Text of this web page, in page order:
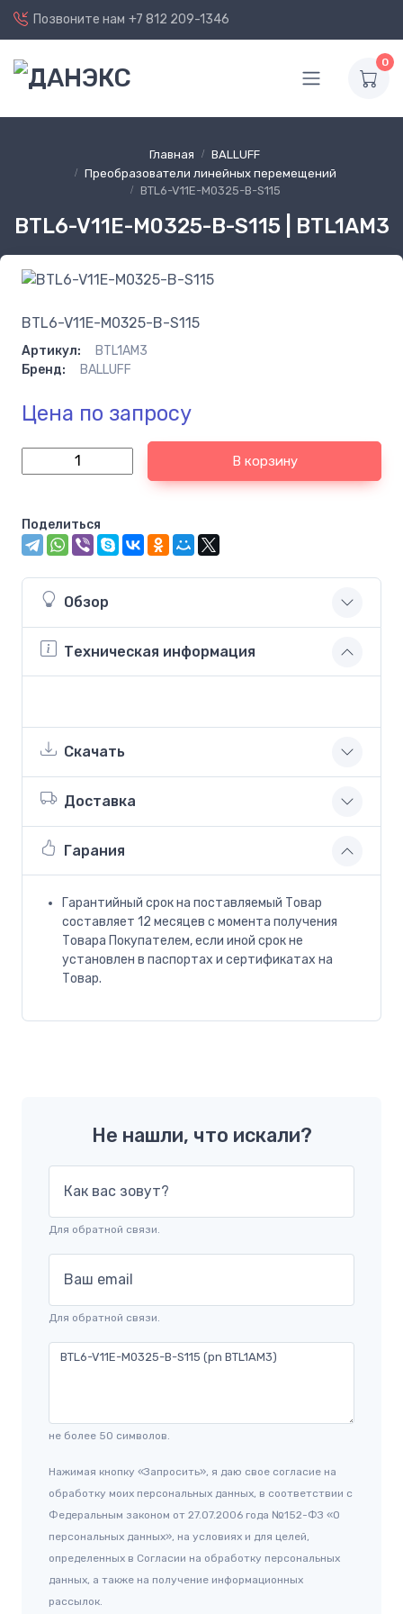
Позвоните нам +7 812 209-1346
0
Главная
BALLUFF
Преобразователи линейных перемещений
BTL6-V11E-M0325-B-S115
BTL6-V11E-M0325-B-S115 | BTL1AM3
BTL6-V11E-M0325-B-S115
Артикул:
BTL1AM3
Бренд:
BALLUFF
Цена по запросу
В корзину
Поделиться
Обзор
Техническая информация
Скачать
Доставка
Гарания
Гарантийный срок на поставляемый Товар
составляет 12 месяцев с момента получения
Товара Покупателем, если иной срок не
установлен в паспортах и сертификатах на
Товар.
Не нашли, что искали?
Как вас зовут?
Для обратной связи.
Ваш email
Для обратной связи.
не более 50 символов.
Нажимая кнопку «Запросить», я даю свое согласие на
обработку моих персональных данных, в соответствии с
Федеральным законом от 27.07.2006 года №152-ФЗ «О
персональных данных», на условиях и для целей,
определенных в Согласии на обработку персональных
данных, а также на получение информационных
рассылок.